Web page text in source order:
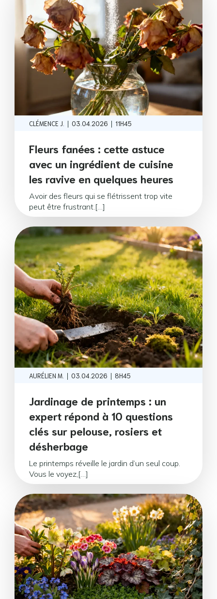
CLÉMENCE J. | 03.04.2026 | 11H45
Fleurs fanées : cette astuce
avec un ingrédient de cuisine
les ravive en quelques heures
Avoir des fleurs qui se flétrissent trop vite
peut être frustrant.[…]
AURÉLIEN M. | 03.04.2026 | 8H45
Jardinage de printemps : un
expert répond à 10 questions
clés sur pelouse, rosiers et
désherbage
Le printemps réveille le jardin d’un seul coup.
Vous le voyez,[…]